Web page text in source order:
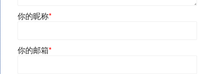
你的昵称*
你的邮箱*